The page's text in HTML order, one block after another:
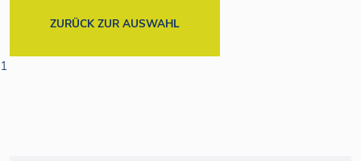
ZURÜCK ZUR AUSWAHL
1